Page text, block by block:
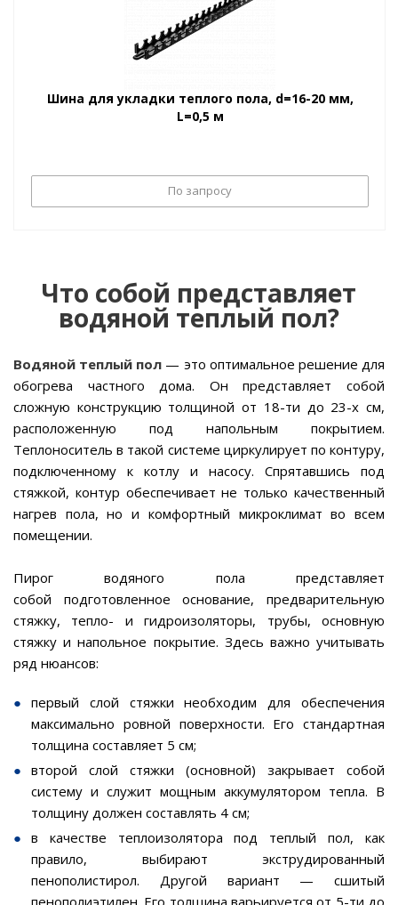
Шина для укладки теплого пола, d=16-20 мм,
L=0,5 м
По запросу
Что собой представляет
водяной теплый пол?
Водяной теплый пол — это оптимальное решение для
обогрева частного дома. Он представляет собой
сложную конструкцию толщиной от 18-ти до 23-х см,
расположенную под напольным покрытием.
Теплоноситель в такой системе циркулирует по контуру,
подключенному к котлу и насосу. Спрятавшись под
стяжкой, контур обеспечивает не только качественный
нагрев пола, но и комфортный микроклимат во всем
помещении.
Пирог водяного пола представляет
собой подготовленное основание, предварительную
стяжку, тепло- и гидроизоляторы, трубы, основную
стяжку и напольное покрытие. Здесь важно учитывать
ряд нюансов:
первый слой стяжки необходим для обеспечения
максимально ровной поверхности. Его стандартная
толщина составляет 5 см;
второй слой стяжки (основной) закрывает собой
систему и служит мощным аккумулятором тепла. В
толщину должен составлять 4 см;
в качестве теплоизолятора под теплый пол, как
правило, выбирают экструдированный
пенополистирол. Другой вариант — сшитый
пенополиэтилен. Его толщина варьируется от 5-ти до